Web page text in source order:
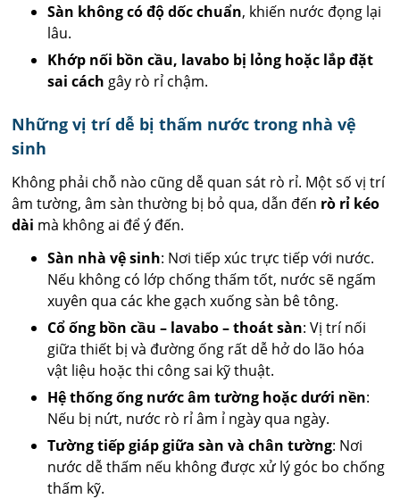
Sàn không có độ dốc chuẩn, khiến nước đọng lại
lâu.
Khớp nối bồn cầu, lavabo bị lỏng hoặc lắp đặt
sai cách gây rò rỉ chậm.
Những vị trí dễ bị thấm nước trong nhà vệ
sinh
Không phải chỗ nào cũng dễ quan sát rò rỉ. Một số vị trí
âm tường, âm sàn thường bị bỏ qua, dẫn đến rò rỉ kéo
dài mà không ai để ý đến.
Sàn nhà vệ sinh: Nơi tiếp xúc trực tiếp với nước.
Nếu không có lớp chống thấm tốt, nước sẽ ngấm
xuyên qua các khe gạch xuống sàn bê tông.
Cổ ống bồn cầu – lavabo – thoát sàn: Vị trí nối
giữa thiết bị và đường ống rất dễ hở do lão hóa
vật liệu hoặc thi công sai kỹ thuật.
Hệ thống ống nước âm tường hoặc dưới nền:
Nếu bị nứt, nước rò rỉ âm ỉ ngày qua ngày.
Tường tiếp giáp giữa sàn và chân tường: Nơi
nước dễ thấm nếu không được xử lý góc bo chống
thấm kỹ.